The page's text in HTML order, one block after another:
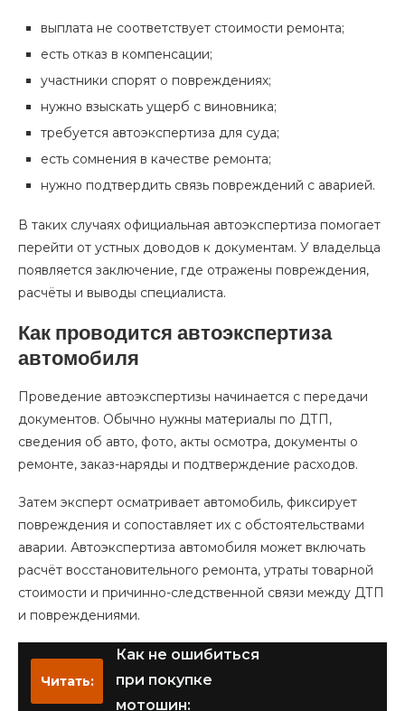
выплата не соответствует стоимости ремонта;
есть отказ в компенсации;
участники спорят о повреждениях;
нужно взыскать ущерб с виновника;
требуется автоэкспертиза для суда;
есть сомнения в качестве ремонта;
нужно подтвердить связь повреждений с аварией.
В таких случаях официальная автоэкспертиза помогает
перейти от устных доводов к документам. У владельца
появляется заключение, где отражены повреждения,
расчёты и выводы специалиста.
Как проводится автоэкспертиза
автомобиля
Проведение автоэкспертизы начинается с передачи
документов. Обычно нужны материалы по ДТП,
сведения об авто, фото, акты осмотра, документы о
ремонте, заказ-наряды и подтверждение расходов.
Затем эксперт осматривает автомобиль, фиксирует
повреждения и сопоставляет их с обстоятельствами
аварии. Автоэкспертиза автомобиля может включать
расчёт восстановительного ремонта, утраты товарной
стоимости и причинно-следственной связи между ДТП
и повреждениями.
Читать:
Как не ошибиться
при покупке
мотошин: